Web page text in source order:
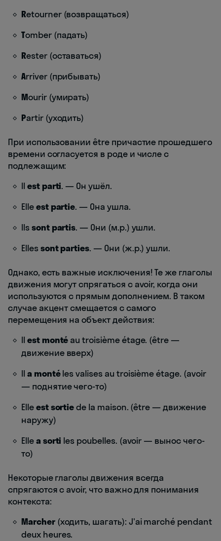
Retourner (возвращаться)
Tomber (падать)
Rester (оставаться)
Arriver (прибывать)
Mourir (умирать)
Partir (уходить)
При использовании être причастие прошедшего
времени согласуется в роде и числе с
подлежащим:
Il est parti. — Он ушёл.
Elleest partie. — Она ушла.
Ilssont partis. — Они (м.р.) ушли.
Ellessont parties. — Они (ж.р.) ушли.
Однако, есть важные исключения! Те же глаголы
движения могут спрягаться с avoir, когда они
используются с прямым дополнением. В таком
случае акцент смещается с самого
перемещения на объект действия:
Il est monté au troisième étage. (être —
движение вверх)
Il a montéles valises au troisième étage. (avoir
— поднятие чего-то)
Elleest sortiede la maison. (être — движение
наружу)
Ellea sorti les poubelles. (avoir — вынос чего-
то)
Некоторые глаголы движения всегда
спрягаются с avoir, что важно для понимания
контекста:
Marcher(ходить, шагать): J'ai marché pendant
deux heures.